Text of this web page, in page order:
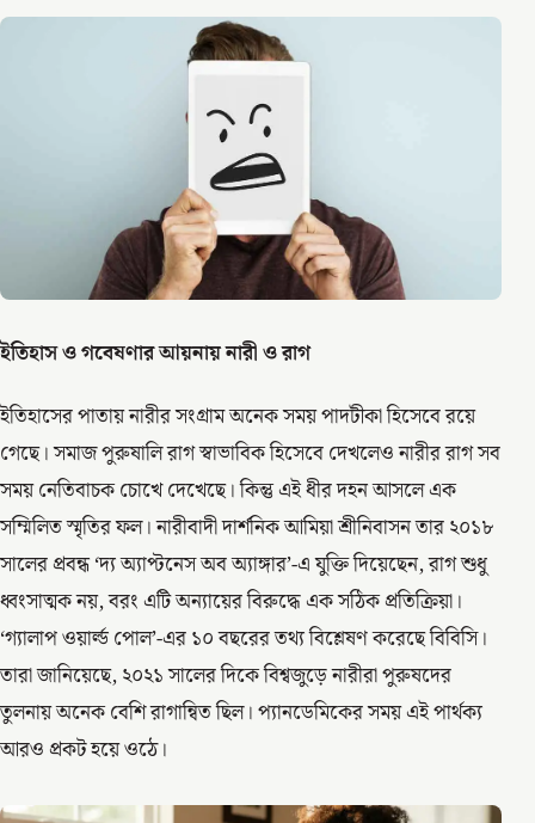
ইতিহাস ও গবেষণার আয়নায় নারী ও রাগ
ইতিহাসের পাতায় নারীর সংগ্রাম অনেক সময় পাদটীকা হিসেবে রয়ে
গেছে। সমাজ পুরুষালি রাগ স্বাভাবিক হিসেবে দেখলেও নারীর রাগ সব
সময় নেতিবাচক চোখে দেখেছে। কিন্তু এই ধীর দহন আসলে এক
সম্মিলিত স্মৃতির ফল। নারীবাদী দার্শনিক আমিয়া শ্রীনিবাসন তার ২০১৮
সালের প্রবন্ধ ‘দ্য অ্যাপ্টনেস অব অ্যাঙ্গার’-এ যুক্তি দিয়েছেন, রাগ শুধু
ধ্বংসাত্মক নয়, বরং এটি অন্যায়ের বিরুদ্ধে এক সঠিক প্রতিক্রিয়া।
‘গ্যালাপ ওয়ার্ল্ড পোল’-এর ১০ বছরের তথ্য বিশ্লেষণ করেছে বিবিসি।
তারা জানিয়েছে, ২০২১ সালের দিকে বিশ্বজুড়ে নারীরা পুরুষদের
তুলনায় অনেক বেশি রাগান্বিত ছিল। প্যানডেমিকের সময় এই পার্থক্য
আরও প্রকট হয়ে ওঠে।